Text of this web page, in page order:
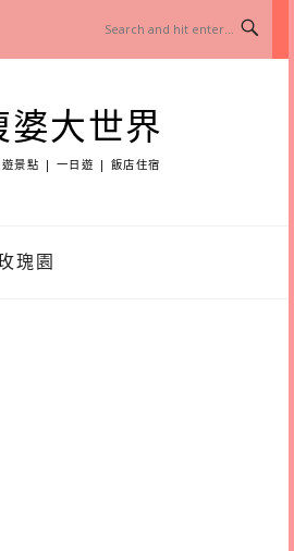
婆大世界
遊景點 | 一日遊 | 飯店住宿
瑰園